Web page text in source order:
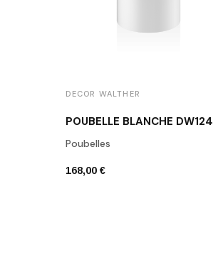
DECOR WALTHER
POUBELLE BLANCHE DW124
Poubelles
168,00 €